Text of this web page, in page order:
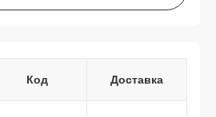
Код Доставка